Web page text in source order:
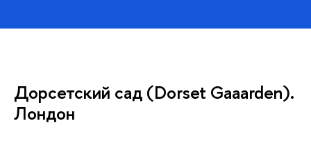
Дорсетский сад (Dorset Gaaarden).
Лондон